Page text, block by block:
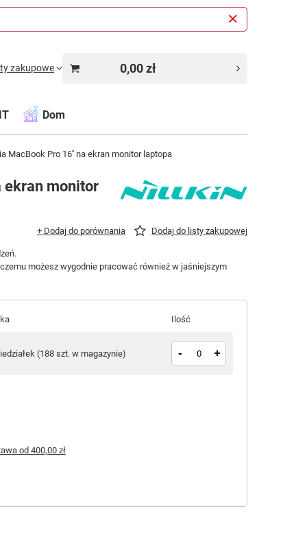
zakupowe 0,00 zł
Dom
MacBook Pro 16'' na ekran monitor laptopa
ekran monitor
+ Dodaj do porównania Dodaj do listy zakupowej
możesz wygodnie pracować również w jaśniejszym
Ilość
(188 szt. w magazynie) - +
od 400,00 zł